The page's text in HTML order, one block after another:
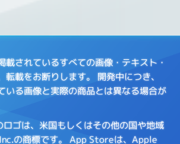
載されているすべての画像・テキスト・
載をお断りします。 開発中につき、
いる画像と実際の商品とは異なる場合が
ゴは、米国もしくはその他の国や地域
の商標です。 App Storeは、Apple